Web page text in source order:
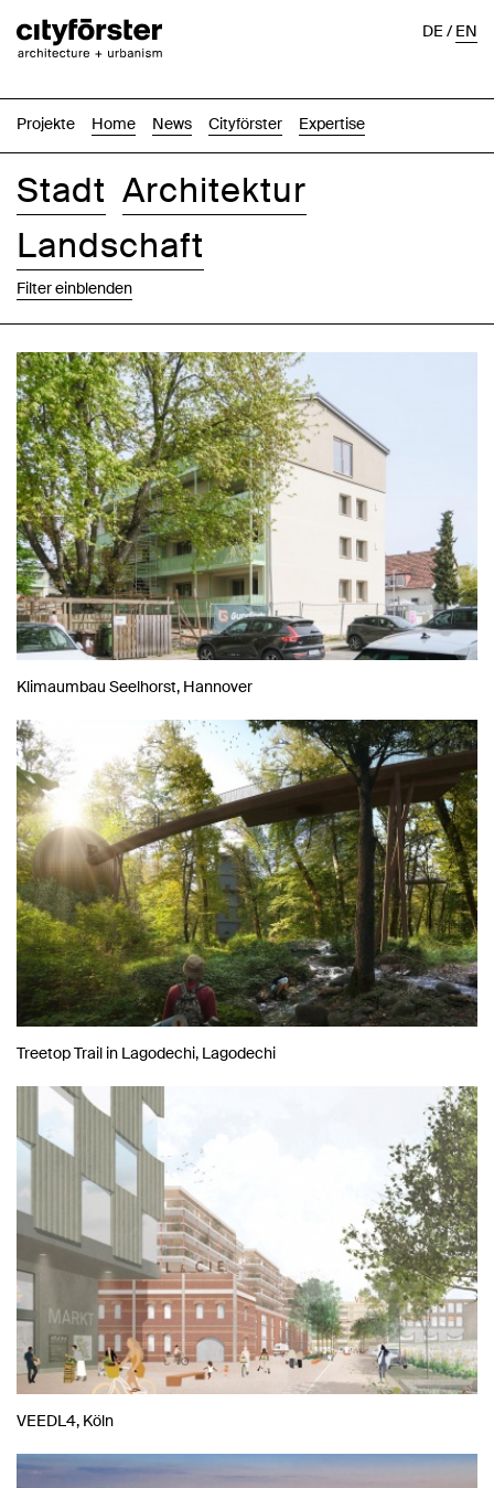
Projekte Home News Cityförster Expertise
DE/EN
Stadt Architektur
Landschaft
Filter einblenden
Klimaumbau Seelhorst, Hannover
Treetop Trail in Lagodechi, Lagodechi
VEEDL4, Köln